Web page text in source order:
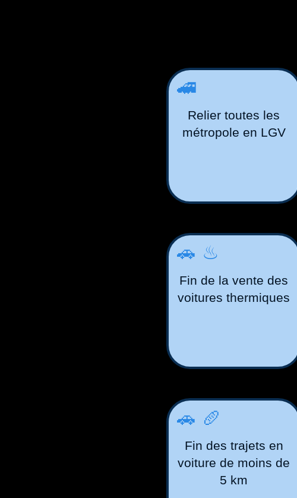
🚄
Relier toutes les
métropole en LGV
🚗♨
Fin de la vente des
voitures thermiques
🚗🥖
Fin des trajets en
voiture de moins de
5 km